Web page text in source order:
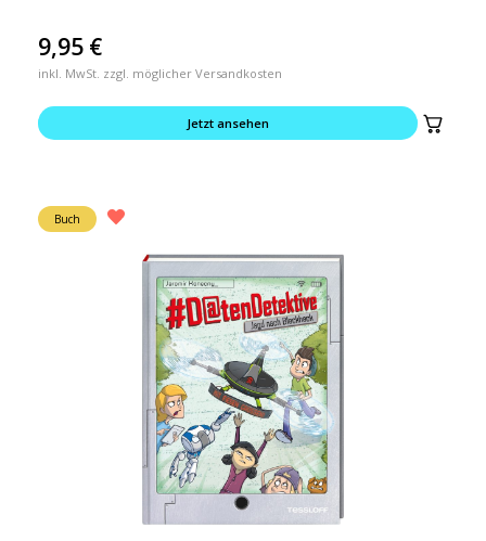
9,95 €
inkl. MwSt. zzgl. möglicher Versandkosten
Jetzt ansehen
Buch